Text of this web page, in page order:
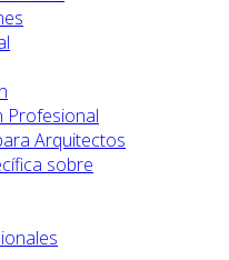
Profesional
Arquitectos
sobre